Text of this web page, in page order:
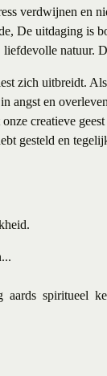
verdwijnen en
De uitdaging is
natuur.
zich uitbreidt.
angst en
creatieve
gesteld en
aards spiritueel